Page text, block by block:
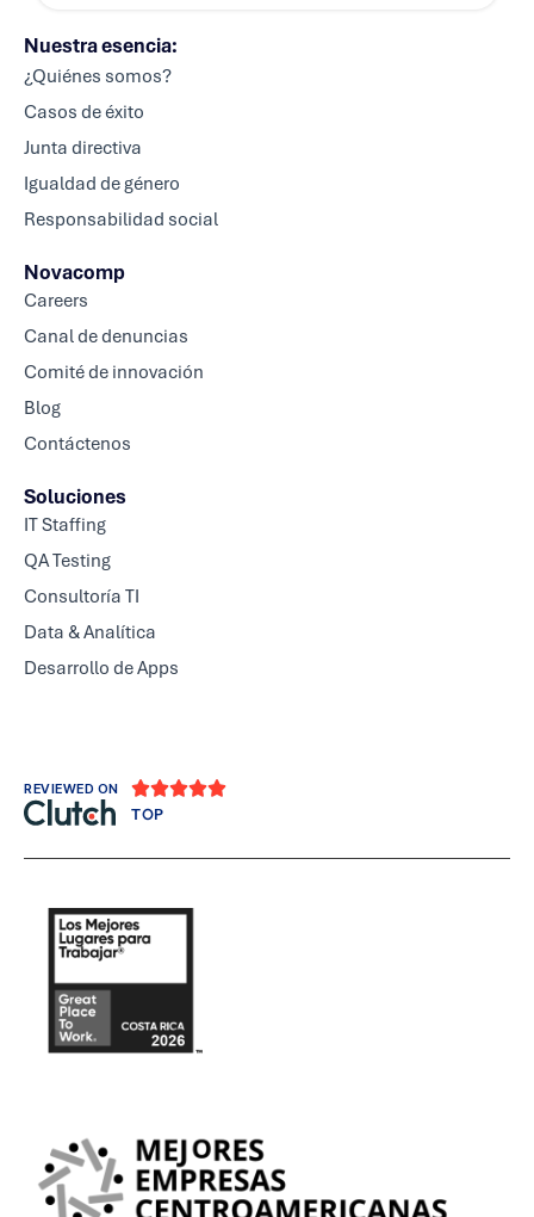
Nuestra esencia:
¿Quiénes somos?
Casos de éxito
Junta directiva
Igualdad de género
Responsabilidad social
Novacomp
Careers
Canal de denuncias
Comité de innovación
Blog
Contáctenos
Soluciones
IT Staffing
QA Testing
Consultoría TI
Data & Analítica
Desarrollo de Apps
REVIEWED ON 
TOP